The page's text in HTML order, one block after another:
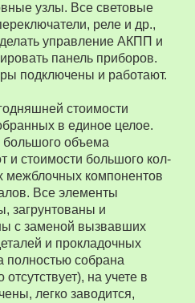
узлы. Все световые
реле и др.,
управление АКПП и
панель приборов.
подключены и работают.
стоимости
в единое целое.
большого объема
и стоимости большого кол-
межблочных компонентов
Все элементы
загрунтованы и
с заменой вызвавших
и прокладочных
собрана
на учете в
легко заводится,